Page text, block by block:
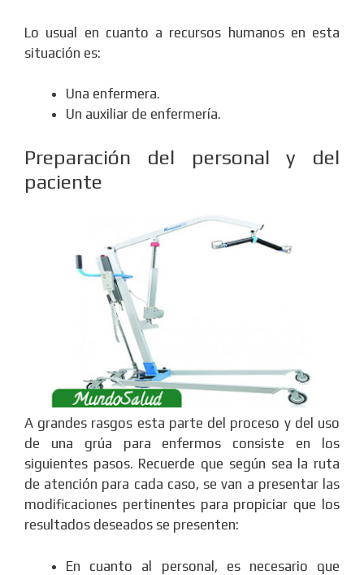
Lo usual en cuanto a recursos humanos en esta
situación es:
Una enfermera.
Un auxiliar de enfermería.
Preparación del personal y del
paciente
A grandes rasgos esta parte del proceso y del uso
de una grúa para enfermos consiste en los
siguientes pasos. Recuerde que según sea la ruta
de atención para cada caso, se van a presentar las
modificaciones pertinentes para propiciar que los
resultados deseados se presenten:
En cuanto al personal, es necesario que